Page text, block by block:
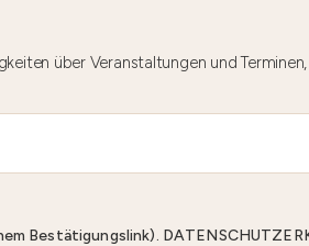
über Veranstaltungen und
Bestätigungslink).